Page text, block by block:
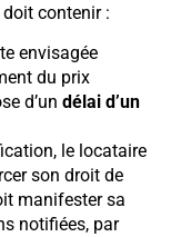
contenir :
envisagée
du prix
d’un délai d’un
le locataire
son droit de
manifester sa
notifiées, par